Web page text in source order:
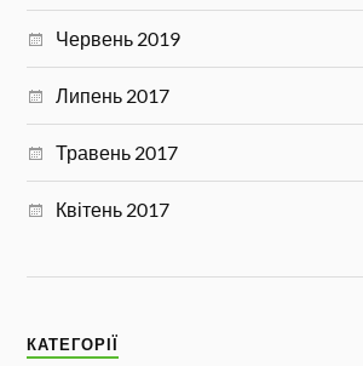
Червень 2019
Липень 2017
Травень 2017
Квітень 2017
КАТЕГОРІЇ